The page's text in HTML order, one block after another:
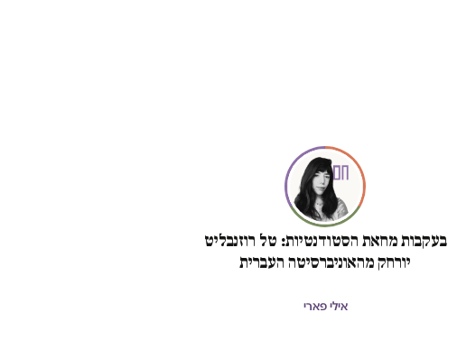
בעקבות מחאת הסטודנטיות: טל רוזנבליט
יורחק מהאוניברסיטה העברית
אילי פארי